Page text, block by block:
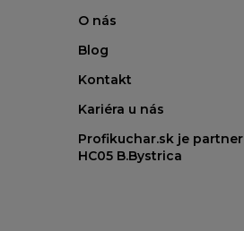
O nás
Blog
Kontakt
Kariéra u nás
Profikuchar.sk je partner
HC05 B.Bystrica